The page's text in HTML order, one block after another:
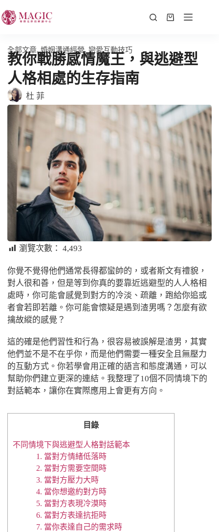
全部文章,婚姻溝通經營, 戀愛互動技巧
教你戰勝感情魔王，與逃避型
人格相處的生存指南
杜 菲
瀏覽次數： 4,493
你覺不覺得他們通常長得都蠻帥的，或者斯文有禮貌，
對人很和善，但是等到你真的要靠近逃避型的人人格相
處時，你可能會感覺到對方的冷淡、疏離，跑給你追或
者會若即若離。你可能會懷疑是遇到渣男嗎？怎麼有欲
擒故縱的感覺？
這的確是他們習性和行為，很容易被誤解是渣男，其實
他們並不是不在乎你，而是他們需要一種安全且無壓力
的互動方式。你若學會用正確的語言和態度溝通，可以
幫助你們建立更深的連結。我整理了10個不同情境下的
對話範本，讓你在實際應用上會更有方向。
目錄
不同情境下與逃避型人格對話範本
1. 當對方情緒低落時
2. 當對方需要空間時
3. 當對方壓力大時
4. 當你想邀約對方時
5. 當對方表現冷漠時
6. 當對方表達抗拒時
7. 當你表達自己的需求時